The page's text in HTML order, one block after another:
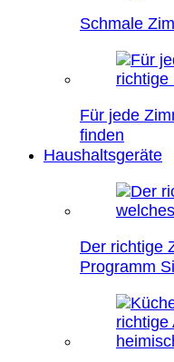
Schmale
Für jede
finden
Haushaltsgeräte
Der richtige
Programm